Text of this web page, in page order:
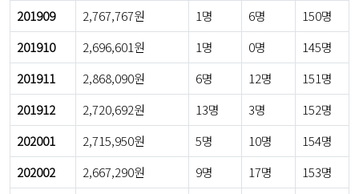
201909
2,767,767원 1명 6명
150명
201910
2,696,601원 1명 0명
145명
201911
2,868,090원 6명 12명
151명
201912
2,720,692원 13명 3명
152명
202001
2,715,950원 5명 10명
154명
202002
2,667,290원 9명 17명
153명